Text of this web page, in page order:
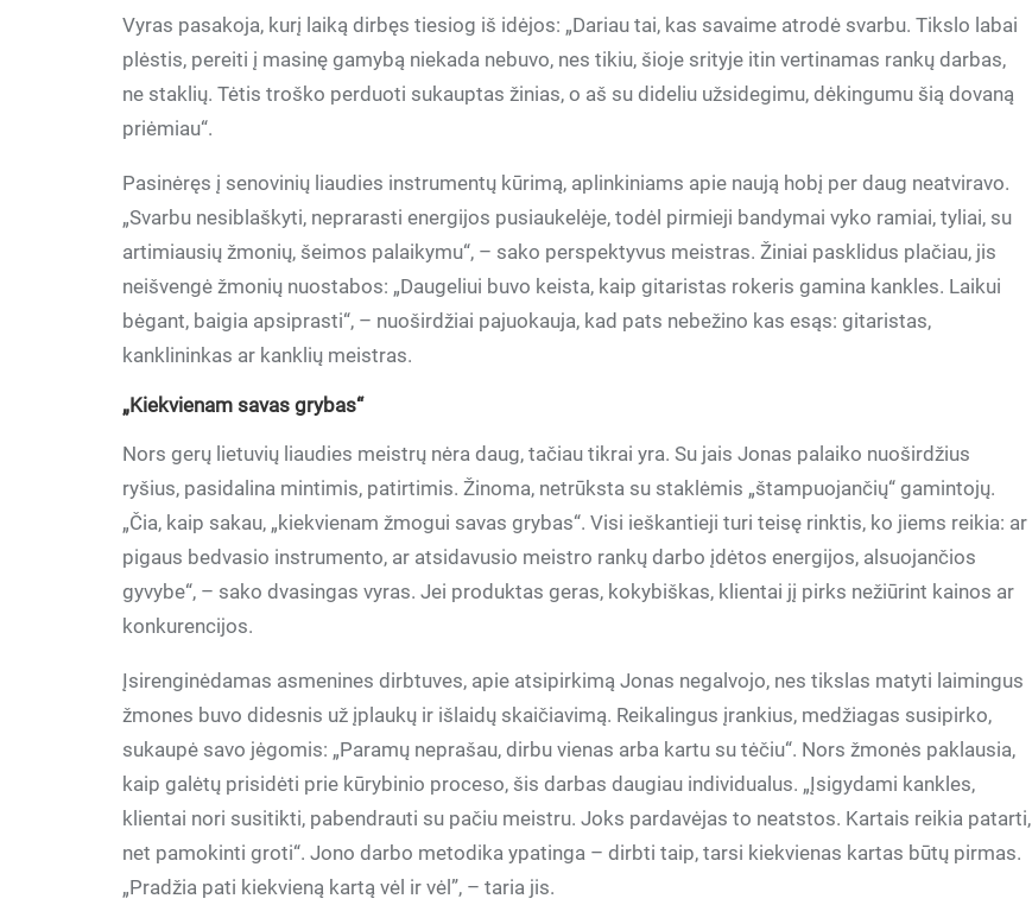
Vyras pasakoja, kurį laiką dirbęs tiesiog iš idėjos: „Dariau tai, kas savaime atrodė svarbu. Tikslo labai
plėstis, pereiti į masinę gamybą niekada nebuvo, nes tikiu, šioje srityje itin vertinamas rankų darbas,
ne staklių. Tėtis troško perduoti sukauptas žinias, o aš su dideliu užsidegimu, dėkingumu šią dovaną
priėmiau“.
Pasinėręs į senovinių liaudies instrumentų kūrimą, aplinkiniams apie naują hobį per daug neatviravo.
„Svarbu nesiblaškyti, neprarasti energijos pusiaukelėje, todėl pirmieji bandymai vyko ramiai, tyliai, su
artimiausių žmonių, šeimos palaikymu“, – sako perspektyvus meistras. Žiniai pasklidus plačiau, jis
neišvengė žmonių nuostabos: „Daugeliui buvo keista, kaip gitaristas rokeris gamina kankles. Laikui
bėgant, baigia apsiprasti“, – nuoširdžiai pajuokauja, kad pats nebežino kas esąs: gitaristas,
kanklininkas ar kanklių meistras.
„Kiekvienam savas grybas“
Nors gerų lietuvių liaudies meistrų nėra daug, tačiau tikrai yra. Su jais Jonas palaiko nuoširdžius
ryšius, pasidalina mintimis, patirtimis. Žinoma, netrūksta su staklėmis „štampuojančių“ gamintojų.
„Čia, kaip sakau, „kiekvienam žmogui savas grybas“. Visi ieškantieji turi teisę rinktis, ko jiems reikia: ar
pigaus bedvasio instrumento, ar atsidavusio meistro rankų darbo įdėtos energijos, alsuojančios
gyvybe“, – sako dvasingas vyras. Jei produktas geras, kokybiškas, klientai jį pirks nežiūrint kainos ar
konkurencijos.
Įsirenginėdamas asmenines dirbtuves, apie atsipirkimą Jonas negalvojo, nes tikslas matyti laimingus
žmones buvo didesnis už įplaukų ir išlaidų skaičiavimą. Reikalingus įrankius, medžiagas susipirko,
sukaupė savo jėgomis: „Paramų neprašau, dirbu vienas arba kartu su tėčiu“. Nors žmonės paklausia,
kaip galėtų prisidėti prie kūrybinio proceso, šis darbas daugiau individualus. „Įsigydami kankles,
klientai nori susitikti, pabendrauti su pačiu meistru. Joks pardavėjas to neatstos. Kartais reikia patarti,
net pamokinti groti“. Jono darbo metodika ypatinga – dirbti taip, tarsi kiekvienas kartas būtų pirmas.
„Pradžia pati kiekvieną kartą vėl ir vėl”, – taria jis.